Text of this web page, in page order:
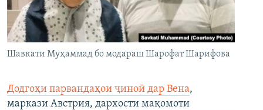
Шавкати Муҳаммад бо модараш Шарофат Шарифова
Додгоҳи парвандаҳои ҷиноӣ дар Вена,
маркази Австрия, дархости мақомоти